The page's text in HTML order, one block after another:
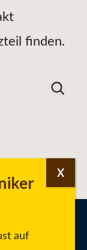
finden.
auf